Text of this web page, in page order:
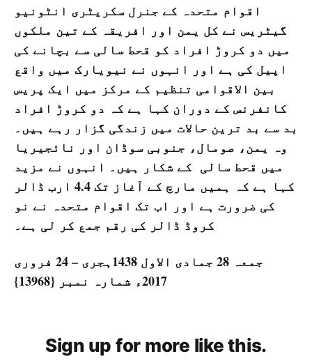
اقوام متحدہ کے جنرل سکریٹری انٹونیو
گیٹریس نے کل یمن اور افریقہ کے تین ملکوں
میں دو کروڑ افراد کو قحط سالی سے بچانے کی
اپیل کی ہے اور انہوں نے نیویارک میں واقع
بین الاقوامی تنظیم کے مرکز میں ایک پریس
کانفرنس کے دوران کہا ہے کہ دو کروڑ افراد
بد سے بد ترین حالات میں زندگی گزار رہے ہیں۔
وہ یمن، صومال، جنوبی سوڈان اور نائجیریا
میں قحط سالی کے شکار ہیں۔ انہوں نے مزید
کہا ہے کہ ہمیں مارچ کے آغاز تک 4.4 ارب ڈالر
کی ضرورت ہے اور اب تک اقوام متحدہ نے نو
کروڈ ڈالر کی رقم جمع کر لی ہے۔
جمعہ 28 جمادی الاول 1438ہجری – 24 فروری
2017ء شمارہ نمبر {13968}
Sign up for more like this.